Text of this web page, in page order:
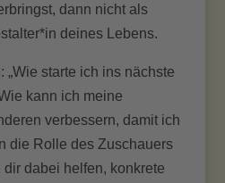
dann nicht als
deines Lebens.
„Wie starte ich ins nächste
kann ich meine
verbessern, damit ich
die Rolle des Zuschauers
dir dabei helfen, konkrete